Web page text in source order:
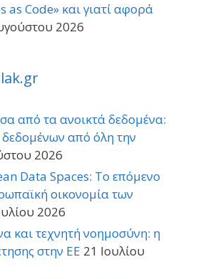
as Code» και γιατί αφορά
2026
από τα ανοικτά δεδομένα:
από όλη την
2026
Data Spaces: Το επόμενο
οικονομία των
2026
και τεχνητή νοημοσύνη: η
στην ΕΕ 21 Ιουλίου